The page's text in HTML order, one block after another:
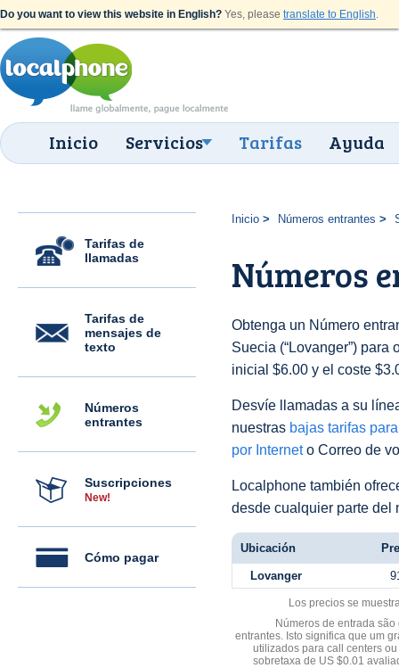
Do you want to view this website in English? Yes, please translate to English.
Inicio Servicios Tarifas Ayuda
Tarifas de
llamadas
Tarifas de
mensajes de
texto
Números
entrantes
Suscripciones
New!
Cómo pagar
Inicio Números entrantes
Números
Obtenga un Número
Suecia (“Lovanger”)
inicial $6.00 y el coste
Desvíe llamadas a su
nuestras bajas tarifas
por Interneto Correo de
Localphone también
desde cualquier parte del
Ubicación
Lovanger
Los precios se
Números de entrada
entrantes. Isto significa que um
utilizados para call centers
sobretaxa de US $0.01